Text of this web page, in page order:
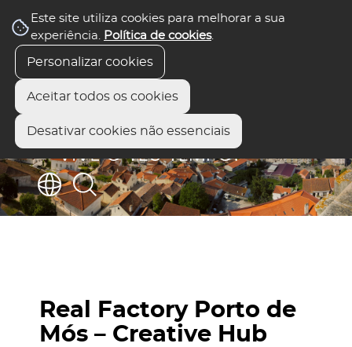
Este site utiliza cookies para melhorar a sua
experiência. Política de cookies.
Personalizar cookies
Aceitar todos os cookies
Desativar cookies não essenciais
Real Factory Porto de
Mós – Creative Hub